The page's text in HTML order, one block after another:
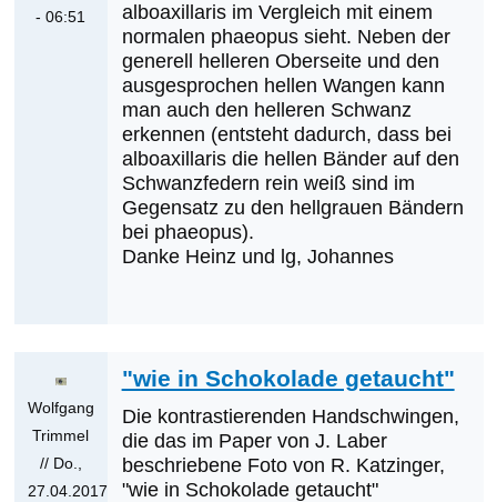
- 06:51
Erstnachweise
alboaxillaris im Vergleich mit einem
normalen phaeopus sieht. Neben der
generell helleren Oberseite und den
ausgesprochen hellen Wangen kann
man auch den helleren Schwanz
erkennen (entsteht dadurch, dass bei
alboaxillaris die hellen Bänder auf den
Schwanzfedern rein weiß sind im
Gegensatz zu den hellgrauen Bändern
bei phaeopus).
Danke Heinz und lg, Johannes
Wolfgang
Trimmel
// Do.,
27.04.2017
"wie in Schokolade getaucht"
Die kontrastierenden Handschwingen,
die das im Paper von J. Laber
beschriebene Foto von R. Katzinger,
"wie in Schokolade getaucht"